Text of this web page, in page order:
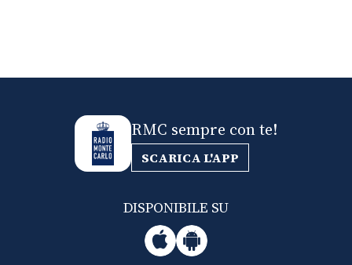
RMC sempre con te!
SCARICA L'APP
DISPONIBILE SU